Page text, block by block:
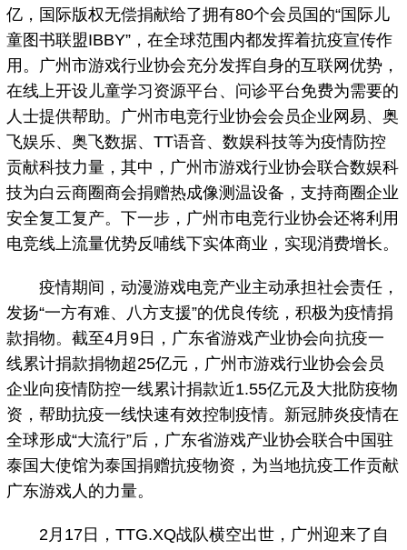
亿，国际版权无偿捐献给了拥有80个会员国的“国际儿
童图书联盟IBBY”，在全球范围内都发挥着抗疫宣传作
用。广州市游戏行业协会充分发挥自身的互联网优势，
在线上开设儿童学习资源平台、问诊平台免费为需要的
人士提供帮助。广州市电竞行业协会会员企业网易、奥
飞娱乐、奥飞数据、TT语音、数娱科技等为疫情防控
贡献科技力量，其中，广州市游戏行业协会联合数娱科
技为白云商圈商会捐赠热成像测温设备，支持商圈企业
安全复工复产。下一步，广州市电竞行业协会还将利用
电竞线上流量优势反哺线下实体商业，实现消费增长。
疫情期间，动漫游戏电竞产业主动承担社会责任，
发扬“一方有难、八方支援”的优良传统，积极为疫情捐
款捐物。截至4月9日，广东省游戏产业协会向抗疫一
线累计捐款捐物超25亿元，广州市游戏行业协会会员
企业向疫情防控一线累计捐款近1.55亿元及大批防疫物
资，帮助抗疫一线快速有效控制疫情。新冠肺炎疫情在
全球形成“大流行”后，广东省游戏产业协会联合中国驻
泰国大使馆为泰国捐赠抗疫物资，为当地抗疫工作贡献
广东游戏人的力量。
2月17日，TTG.XQ战队横空出世，广州迎来了自